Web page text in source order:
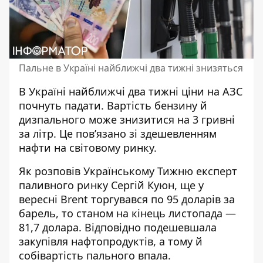
Пальне в Україні найближчі два тижні знизяться
В Україні найближчі два тижні ціни на АЗС
почнуть падати. Вартість бензину й
дизпального може знизитися на 3 гривні
за літр. Це пов’язано зі здешевленням
нафти на світовому ринку.
Як розповів Українському Тижню експерт
паливного ринку Сергій Куюн, ще у
вересні Brent торгувався по 95 доларів за
барель, то станом на кінець листопада —
81,7 долара. Відповідно подешевшала
закупівля нафтопродуктів, а тому й
собівартість пального впала.